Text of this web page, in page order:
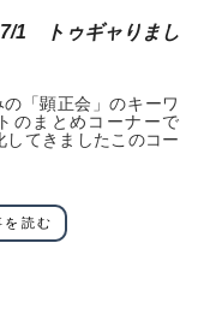
1 トゥギャりまし
「顕正会」のキーワ
のまとめコーナーで
てきましたこのコー
を読む